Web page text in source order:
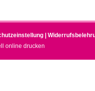
online drucken